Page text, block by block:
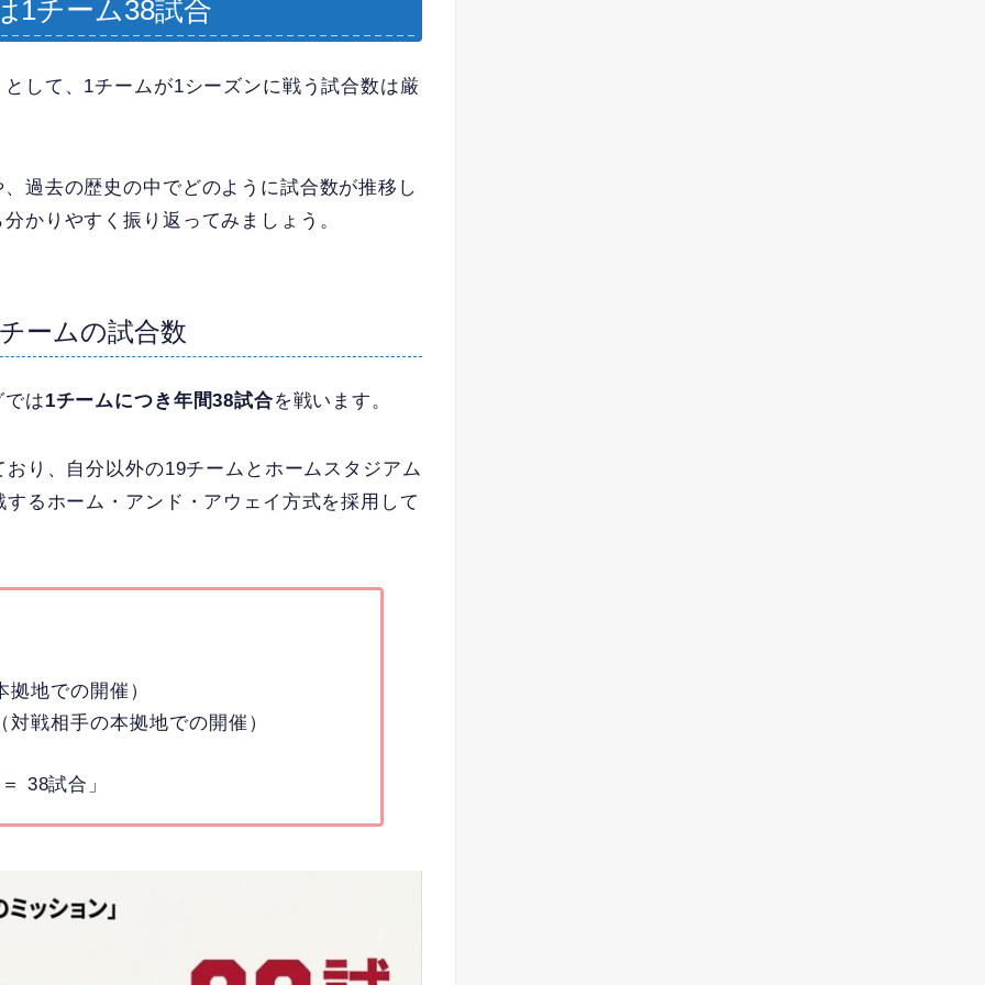
1チーム38試合
して、1チームが1シーズンに戦う試合数は厳
過去の歴史の中でどのように試合数が推移し
かりやすく振り返ってみましょう。
ームの試合数
は1チームにつき年間38試合を戦います。
り、自分以外の19チームとホームスタジアム
るホーム・アンド・アウェイ方式を採用して
拠地での開催）
対戦相手の本拠地での開催）
38試合」